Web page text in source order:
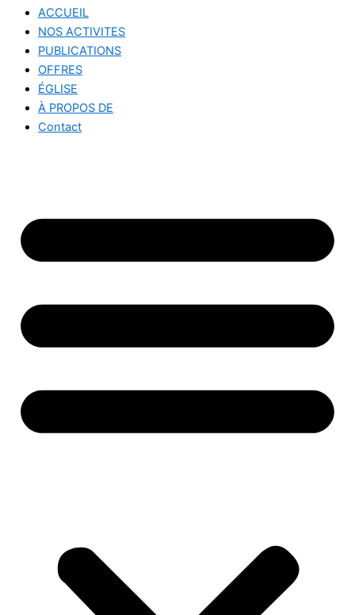
ACCUEIL
NOS ACTIVITES
PUBLICATIONS
OFFRES
ÉGLISE
À PROPOS DE
Contact